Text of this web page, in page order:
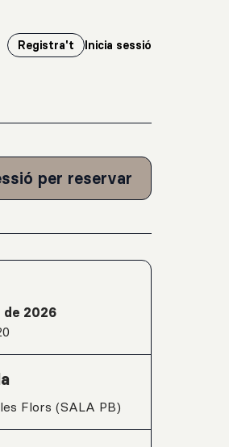
Registra't Inicia sessió
per reservar
de 2026
Flors (SALA PB)